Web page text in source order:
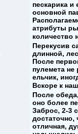
пескарика
основной
атрибуты
количество
Перекусив
длинной,
После
пулемета не
ельчик,
Вскоре к
После
оно более
Заброс, 2-3
отличная,